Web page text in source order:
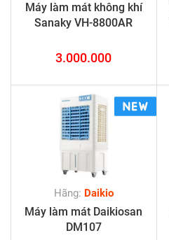
Máy làm mát không khí
Sanaky VH-8800AR
3.000.000
Hãng: Daikio
Máy làm mát Daikiosan
DM107